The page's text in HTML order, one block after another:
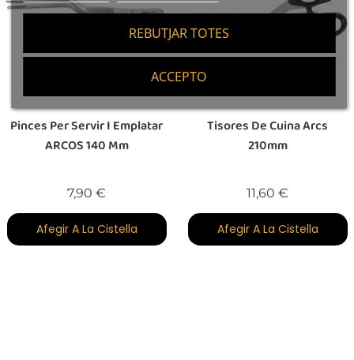
REBUTJAR TOTES
ACCEPTO
Pinces Per Servir I Emplatar
ARCOS 140 Mm
7,90 €
Afegir A La Cistella
Tisores De Cuina Arcs
210mm
11,60 €
Afegir A La Cistella